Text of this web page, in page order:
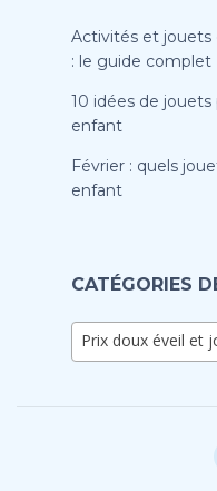
Activités et jouets
: le guide complet
10 idées de jouets
enfant
Février : quels
enfant
CATÉGORIES
Prix doux éveil et